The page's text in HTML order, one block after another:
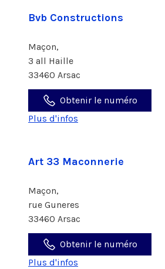
Bvb Constructions
Maçon,
3 all Haille
33460 Arsac
Obtenir le numéro
Plus d'infos
Art 33 Maconnerie
Maçon,
rue Guneres
33460 Arsac
Obtenir le numéro
Plus d'infos